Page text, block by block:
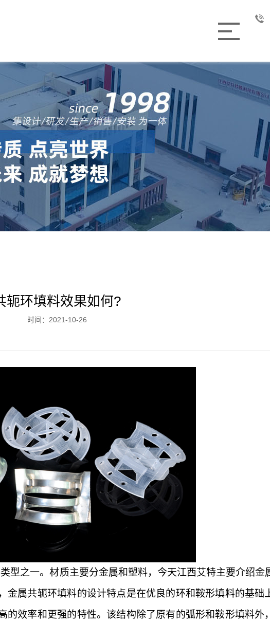
轭环填料效果如何?
时间：2021-10-26
型之一。材质主要分金属和塑料，今天江西艾特主要介绍金
金属共轭环填料的设计特点是在优良的环和鞍形填料的基础
的效率和更强的特性。该结构除了原有的弧形和鞍形填料外